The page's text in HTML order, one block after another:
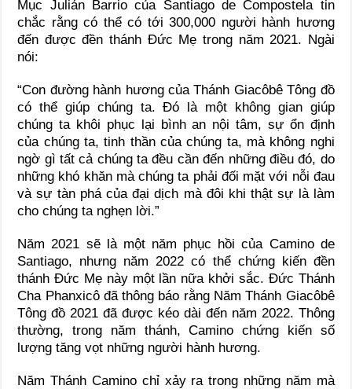
Mục Julián Barrio của Santiago de Compostela tin
chắc rằng có thể có tới 300,000 người hành hương
đến được đền thánh Đức Mẹ trong năm 2021. Ngài
nói:
“Con đường hành hương của Thánh Giacôbê Tông đồ
có thể giúp chúng ta. Đó là một không gian giúp
chúng ta khôi phục lại bình an nội tâm, sự ổn định
của chúng ta, tinh thần của chúng ta, mà không nghi
ngờ gì tất cả chúng ta đều cần đến những điều đó, do
những khó khăn mà chúng ta phải đối mặt với nỗi đau
và sự tàn phá của đại dịch mà đôi khi thật sự là làm
cho chúng ta nghẹn lời.”
Năm 2021 sẽ là một năm phục hồi của Camino de
Santiago, nhưng năm 2022 có thể chứng kiến đền
thánh Đức Mẹ này một lần nữa khởi sắc. Đức Thánh
Cha Phanxicô đã thông báo rằng Năm Thánh Giacôbê
Tông đồ 2021 đã được kéo dài đến năm 2022. Thông
thường, trong năm thánh, Camino chứng kiến số
lượng tăng vọt những người hành hương.
Năm Thánh Camino chỉ xảy ra trong những năm mà